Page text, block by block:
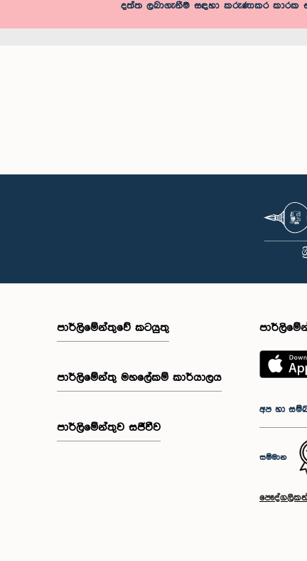
දත්ත ලබාගැනීම සඳහා කරුණාකර කාරක
පාර්ලිමේන්තුවේ කටයුතු
පාර්ලිමේන්තු මහලේකම් කාර්යාලය
පාර්ලිමේන්තුව සජීවීව
අප හා
සම්මාන